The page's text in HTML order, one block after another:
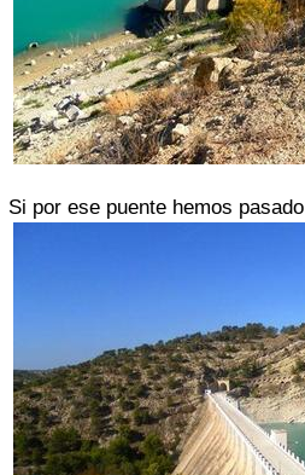
Si por ese puente hemos pasado